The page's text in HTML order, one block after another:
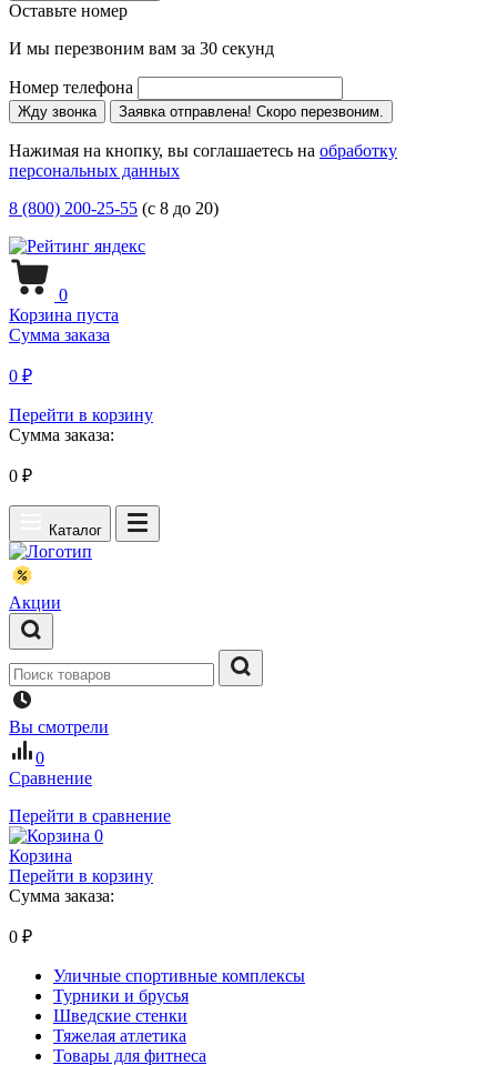
Оставьте номер
И мы перезвоним вам за 30 секунд
Номер телефона
Жду звонка Заявка отправлена! Скоро перезвоним.
Нажимая на кнопку, вы соглашаетесь на обработку
персональных данных
8 (800) 200-25-55 (с 8 до 20)
0
Корзина пуста
Сумма заказа
0 ₽
Перейти в корзину
Сумма заказа:
0 ₽
Каталог
Акции
Вы смотрели
0
Сравнение
Перейти в сравнение
0
Корзина
Перейти в корзину
Сумма заказа:
0 ₽
Уличные спортивные комплексы
Турники и брусья
Шведские стенки
Тяжелая атлетика
Товары для фитнеса